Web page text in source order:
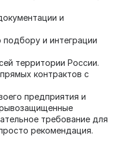
и
и интеграции
территории России.
контрактов с
предприятия и
требование для
рекомендация.